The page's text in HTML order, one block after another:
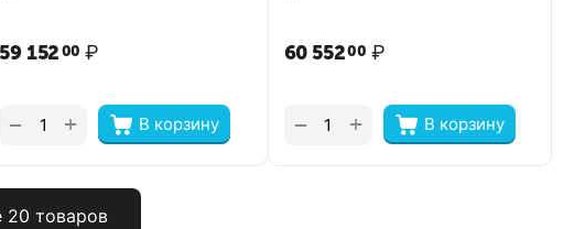
59 15200 ₽
В корзину
+
−
60 55200 ₽
В корзину
+
−
20 товаров